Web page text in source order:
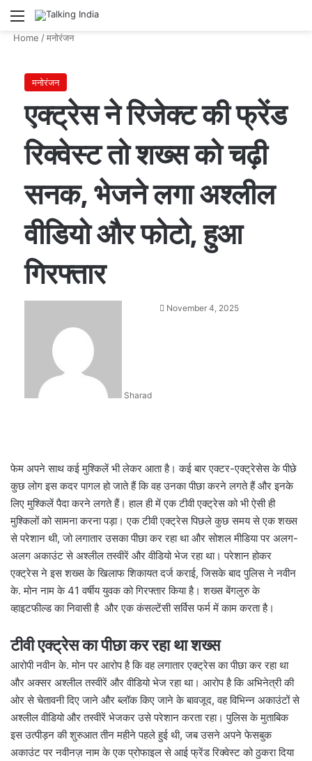
Menu
Home /मनोरंजन
मनोरंजन
एक्ट्रेस ने रिजेक्ट की फ्रेंड
रिक्वेस्ट तो शख्स को चढ़ी
सनक, भेजने लगा अश्लील
वीडियो और फोटो, हुआ
गिरफ्तार
Sharad
SendNovember 4, 2025
फेम अपने साथ कई मुश्किलें भी लेकर आता है। कई बार एक्टर-एक्ट्रेसेस के पीछे
कुछ लोग इस कदर पागल हो जाते हैं कि वह उनका पीछा करने लगते हैं और इनके
लिए मुश्किलें पैदा करने लगते हैं। हाल ही में एक टीवी एक्ट्रेस को भी ऐसी ही
मुश्किलों को सामना करना पड़ा। एक टीवी एक्ट्रेस पिछले कुछ समय से एक शख्स
से परेशान थी, जो लगातार उसका पीछा कर रहा था और सोशल मीडिया पर अलग-
अलग अकाउंट से अश्लील तस्वीरें और वीडियो भेज रहा था। परेशान होकर
एक्ट्रेस ने इस शख्स के खिलाफ शिकायत दर्ज कराई, जिसके बाद पुलिस ने नवीन
के. मोन नाम के 41 वर्षीय युवक को गिरफ्तार किया है। शख्स बेंगलुरु के
व्हाइटफील्ड का निवासी है और एक कंसल्टेंसी सर्विस फर्म में काम करता है।
टीवी एक्ट्रेस का पीछा कर रहा था शख्स
आरोपी नवीन के. मोन पर आरोप है कि वह लगातार एक्ट्रेस का पीछा कर रहा था
और अक्सर अश्लील तस्वीरें और वीडियो भेज रहा था। आरोप है कि अभिनेत्री की
ओर से चेतावनी दिए जाने और ब्लॉक किए जाने के बावजूद, वह विभिन्न अकाउंटों से
अश्लील वीडियो और तस्वीरें भेजकर उसे परेशान करता रहा। पुलिस के मुताबिक
इस उत्पीड़न की शुरुआत तीन महीने पहले हुई थी, जब उसने अपने फेसबुक
अकाउंट पर नवीनज़ नाम के एक प्रोफाइल से आई फ्रेंड रिक्वेस्ट को ठुकरा दिया